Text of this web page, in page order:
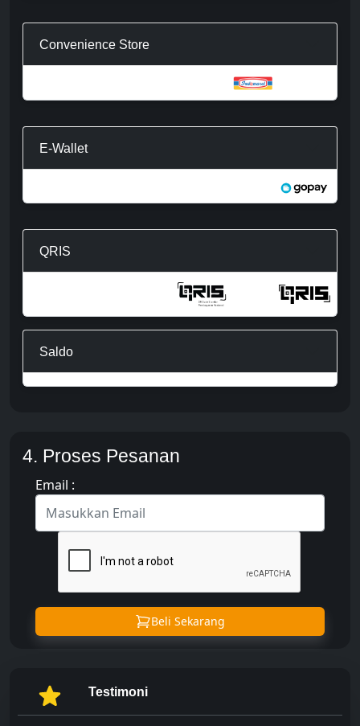
Convenience Store
E-Wallet
QRIS
Saldo
4. Proses Pesanan
Email :
Beli Sekarang
Testimoni